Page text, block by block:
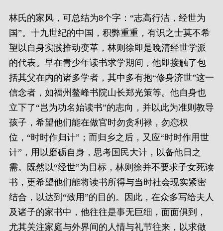
林氏的家风，可总结为8个字：“志高行洁，经世为
国”。十九世纪的中国，积弊重重，有识之士莫不希
望以自身实践推动变革，林则徐即是晚清经世学派
的代表。早在青少年读书求学期间，他即接触了包
括其父在内的诸多学者，其中多有抱“修身济世”这一
信念者，如福州鳌峰书院山长郑光策等。他自身也
立下了“岂为功名始读书”的志向，并以此为准则教导
孩子，希望他们能在做官时勿贪利禄，勿恋权
位，“时时作归计”；而归乡之后，又应“时时作用世
计”，用以磨砺自身，思考国民大计，以备他日之
需。既然以“经世”为目标，林则徐并不要求子女死读
书，更希望他们能将读书所得与当时社会现实紧密
结合，以达到“致用”的目的。因此，在众多写给夫人
及诸子的家书中，他往往是事无巨细，面面俱到，
尤其关注家庭与外界间的人情与礼节往来，以求做